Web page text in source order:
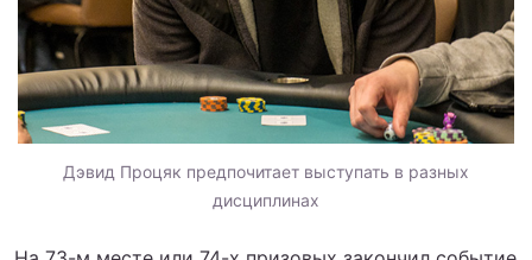
Дэвид Процяк предпочитает выступать в разных
дисциплинах